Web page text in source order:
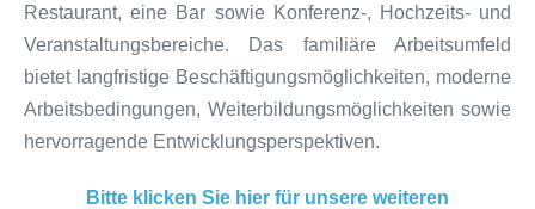
Restaurant, eine Bar sowie Konferenz-, Hochzeits- und
Veranstaltungsbereiche. Das familiäre Arbeitsumfeld
bietet langfristige Beschäftigungsmöglichkeiten, moderne
Arbeitsbedingungen, Weiterbildungsmöglichkeiten sowie
hervorragende Entwicklungsperspektiven.
Bitte klicken Sie hier für unsere weiteren